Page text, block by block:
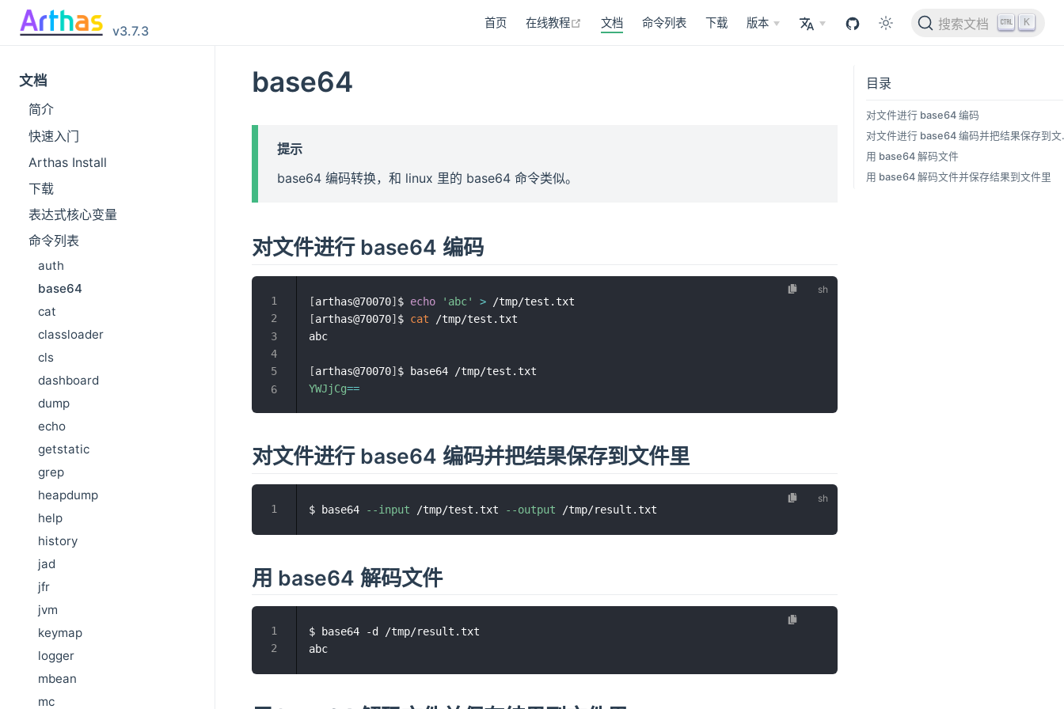
v3.7.3
首页 在线教程 在新窗口打开
文档 命令列表 下载 版本 搜索文档 K
文档
简介
快速入门
Arthas Install
下载
表达式核心变量
命令列表
auth
base64
cat
classloader
cls
dashboard
dump
echo
getstatic
grep
heapdump
help
history
jad
jfr
jvm
keymap
logger
mbean
mc
目录
对文件进行 base64 编码
对文件
用 base64 解码文件
用 base64 解码文件并保存结果到文件里
base64
提示
base64 编码转换，和 linux 里的 base64 命令类似。
对文件进行 base64 编码
[arthas@70070]$ echo 'abc' >
[arthas@70070]$ cat /tmp/test.txt
abc
[arthas@70070]
YWJjCg==
对文件进行 base64 编码并把结果保存到文件里
$ base64 --input /tmp/test.txt --output
用 base64 解码文件
$ base64 -d /tmp/result.txt